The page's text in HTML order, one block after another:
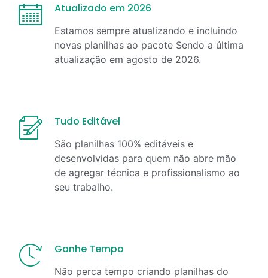
Atualizado em 2026
Estamos sempre atualizando e incluindo
novas planilhas ao pacote Sendo a última
atualização em agosto de 2026.
Tudo Editável
São planilhas 100% editáveis e
desenvolvidas para quem não abre mão
de agregar técnica e profissionalismo ao
seu trabalho.
Ganhe Tempo
Não perca tempo criando planilhas do